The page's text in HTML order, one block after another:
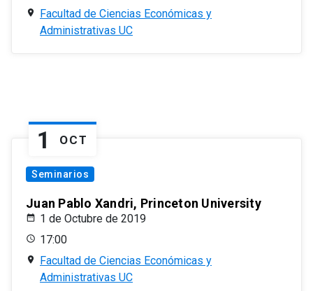
Facultad de Ciencias Económicas y
Administrativas UC
1 OCT
Seminarios
Juan Pablo Xandri, Princeton University
1 de Octubre de 2019
17:00
Facultad de Ciencias Económicas y
Administrativas UC